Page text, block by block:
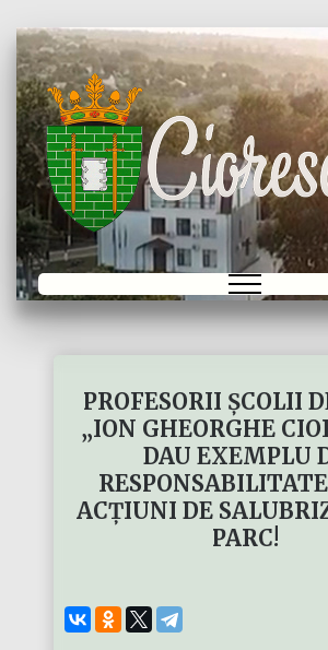
PROFESORII ȘCOLII
„ION GHEORGHE
DAU EXEMPLU
ACȚIUNI DE
PARC!